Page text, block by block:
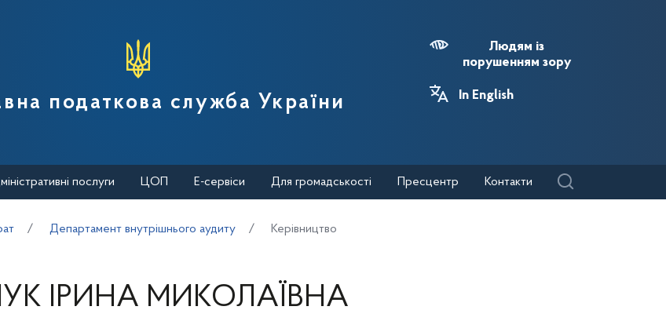
служби України
податкова служба України
Людям із
порушенням зору
In English
послуги ЦОП Е-сервіси Для громадськості Пресцентр Контакти
Департамент внутрішнього аудиту Керівництво
ІРИНА МИКОЛАЇВНА